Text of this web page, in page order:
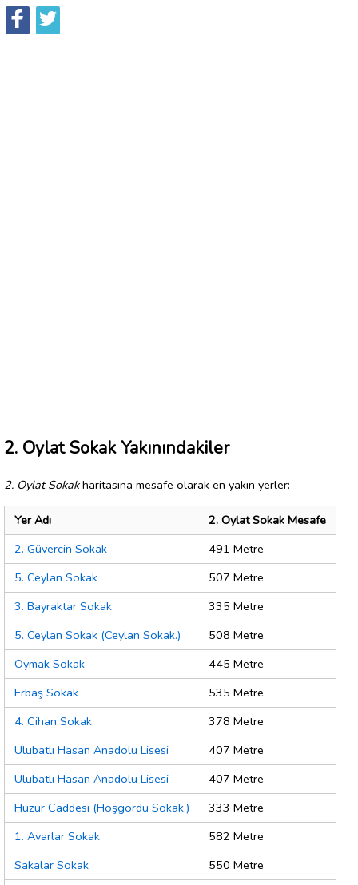
2. Oylat Sokak Yakınındakiler
2. Oylat Sokakharitasına mesafe olarak en yakın yerler:
Yer Adı
2. Oylat Sokak Mesafe
2. Güvercin Sokak
491 Metre
5. Ceylan Sokak
507 Metre
3. Bayraktar Sokak
335 Metre
5. Ceylan Sokak (Ceylan Sokak.)
508 Metre
Oymak Sokak
445 Metre
Erbaş Sokak
535 Metre
4. Cihan Sokak
378 Metre
Ulubatlı Hasan Anadolu Lisesi
407 Metre
Ulubatlı Hasan Anadolu Lisesi
407 Metre
Huzur Caddesi (Hoşgördü Sokak.)
333 Metre
1. Avarlar Sokak
582 Metre
Sakalar Sokak
550 Metre